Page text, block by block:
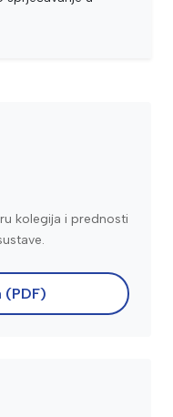
kolegija i prednosti
(PDF)